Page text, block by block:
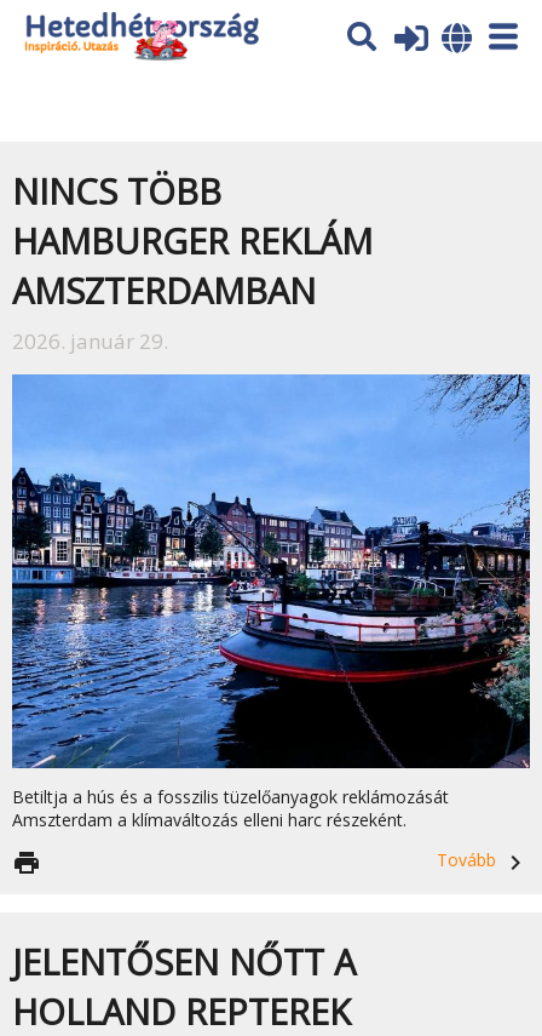
Az oldal sütiket (cookies) használ. További tájékoztatás itt:
Adatvédelmi tájékoztató
NINCS TÖBB
HAMBURGER REKLÁM
AMSZTERDAMBAN
2026. január 29.
Betiltja a hús és a fosszilis tüzelőanyagok reklámozását
Amszterdam a klímaváltozás elleni harc részeként.
Tovább
navigate_next
print
JELENTŐSEN NŐTT A
HOLLAND REPTEREK